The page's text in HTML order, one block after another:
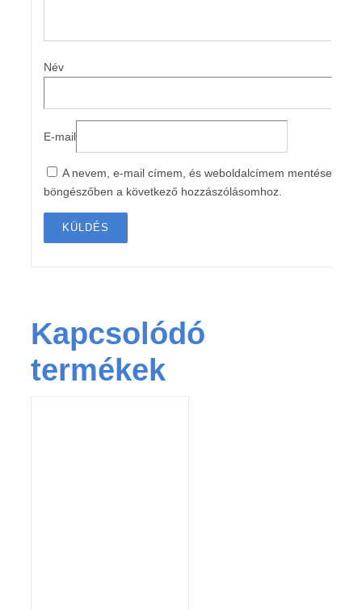
Név
E-mail
A nevem, e-mail címem, és weboldalcímem mentése a
böngészőben a következő hozzászólásomhoz.
Kapcsolódó
termékek